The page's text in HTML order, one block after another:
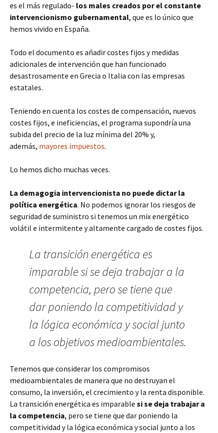
es el más regulado- los males creados por el constante
intervencionismo gubernamental, que es lo único que
hemos vivido en España.
Todo el documento es añadir costes fijos y medidas
adicionales de intervención que han funcionado
desastrosamente en Grecia o Italia con las empresas
estatales.
Teniendo en cuenta los costes de compensación, nuevos
costes fijos, e ineficiencias, el programa supondría una
subida del precio de la luz mínima del 20% y,
además, mayores impuestos.
Lo hemos dicho muchas veces.
La demagogia intervencionista no puede dictar la
política energética. No podemos ignorar los riesgos de
seguridad de suministro si tenemos un mix energético
volátil e intermitente y altamente cargado de costes fijos.
La transición energética es
imparable si se deja trabajar a la
competencia, pero se tiene que
dar poniendo la competitividad y
la lógica económica y social junto
a los objetivos medioambientales.
Tenemos que considerar los compromisos
medioambientales de manera que no destruyan el
consumo, la inversión, el crecimiento y la renta disponible.
La transición energética es imparable si se deja trabajar a
la competencia, pero se tiene que dar poniendo la
competitividad y la lógica económica y social junto a los